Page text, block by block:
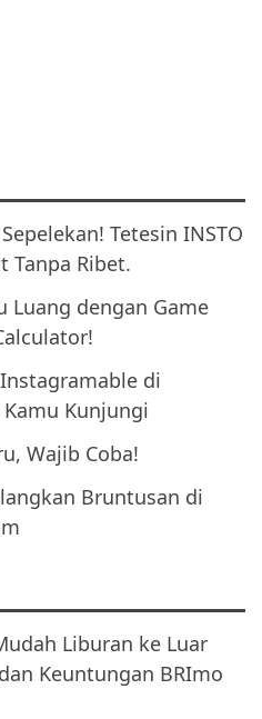
Tetesin INSTO
Tanpa Ribet.
Luang dengan Game
di
Kunjungi
Wajib Coba!
Bruntusan di
Liburan ke Luar
Keuntungan BRImo